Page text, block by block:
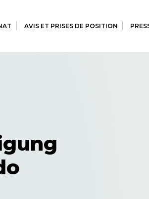
AVIS ET PRISES DE POSITION